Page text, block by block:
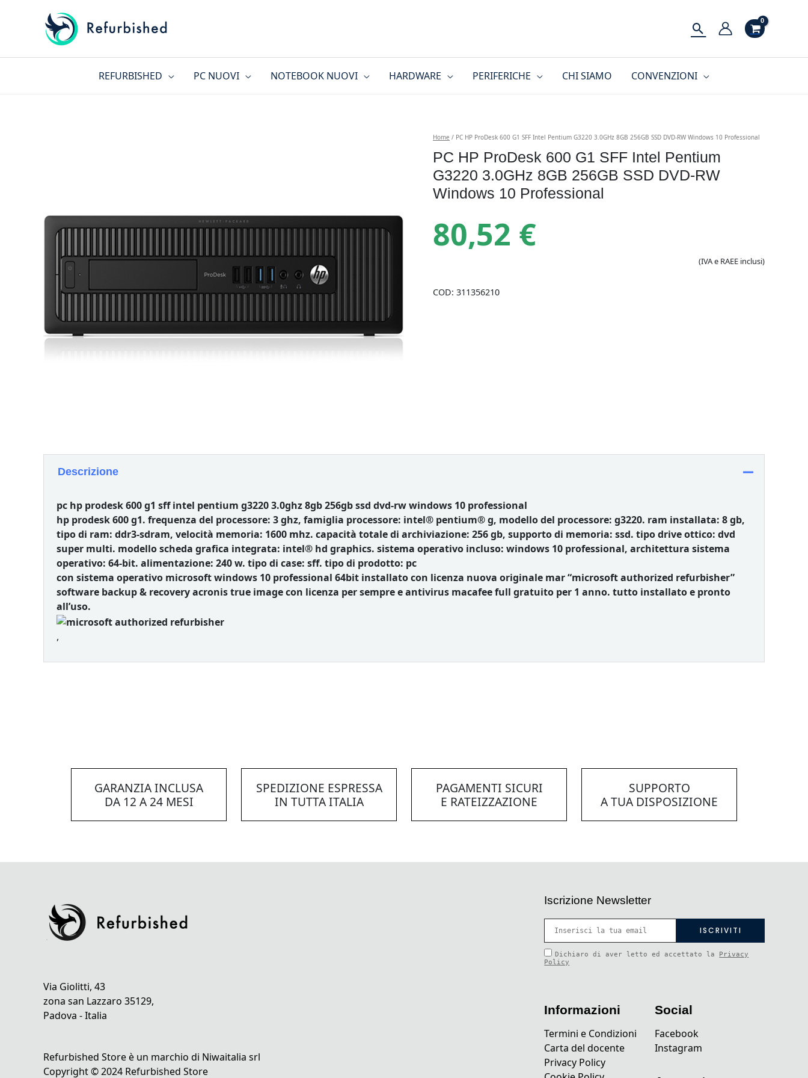
contenuto
Cerca
REFURBISHED PC NUOVI NOTEBOOK NUOVI HARDWARE PERIFERICHE CHI SIAMO CONVENZIONI
Home / PC HP ProDesk 600 G1 SFF Intel Pentium G3220 3.0GHz 8GB 256GB SSD DVD-RW Windows 10 Professional
PC HP ProDesk 600 G1 SFF Intel Pentium
G3220 3.0GHz 8GB 256GB SSD DVD-RW
Windows 10 Professional
80,52 €
(IVA e RAEE inclusi)
COD: 311356210
Descrizione
pc hp prodesk 600 g1 sff intel pentium g3220 3.0ghz 8gb 256gb ssd dvd-rw windows 10 professional
hp prodesk 600 g1. frequenza del processore: 3 ghz, famiglia processore: intel® pentium® g, modello del processore: g3220. ram installata: 8 gb,
tipo di ram: ddr3-sdram, velocità memoria: 1600 mhz. capacità totale di archiviazione: 256 gb, supporto di memoria: ssd. tipo drive ottico: dvd
super multi. modello scheda grafica integrata: intel® hd graphics. sistema operativo incluso: windows 10 professional, architettura sistema
operativo: 64-bit. alimentazione: 240 w. tipo di case: sff. tipo di prodotto: pc
con sistema operativo microsoft windows 10 professional 64bit installato con licenza nuova originale mar “microsoft authorized refurbisher”
software backup & recovery acronis true image con licenza per sempre e antivirus macafee full gratuito per 1 anno. tutto installato e pronto
all’uso.
,
GARANZIA INCLUSA
DA 12 A 24 MESI
SPEDIZIONE ESPRESSA
IN TUTTA ITALIA
PAGAMENTI SICURI
E RATEIZZAZIONE
SUPPORTO
A TUA DISPOSIZIONE
Via Giolitti, 43
zona san Lazzaro 35129,
Padova - Italia
Refurbished Store è un marchio di Niwaitalia srl
Copyright © 2024 Refurbished Store
Iscrizione Newsletter
Dichiaro di aver letto ed accettato la
Privacy
Policy
Informazioni
Termini e Condizioni
Carta del docente
Privacy Policy
Social
Facebook
Instagram